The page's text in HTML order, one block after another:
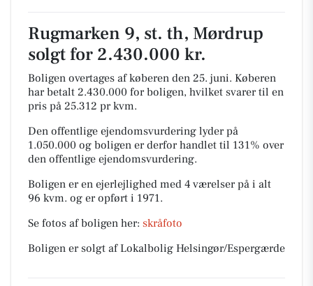
Rugmarken 9, st. th, Mørdrup
solgt for 2.430.000 kr.
Boligen overtages af køberen den 25. juni. Køberen
har betalt 2.430.000 for boligen, hvilket svarer til en
pris på 25.312 pr kvm.
Den offentlige ejendomsvurdering lyder på
1.050.000 og boligen er derfor handlet til 131% over
den offentlige ejendomsvurdering.
Boligen er en ejerlejlighed med 4 værelser på i alt
96 kvm. og er opført i 1971.
Se fotos af boligen her: skråfoto
Boligen er solgt af Lokalbolig Helsingør/Espergærde